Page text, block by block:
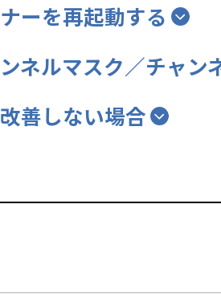
ーを再起動する
ンネルマスク／チャ
善しない場合